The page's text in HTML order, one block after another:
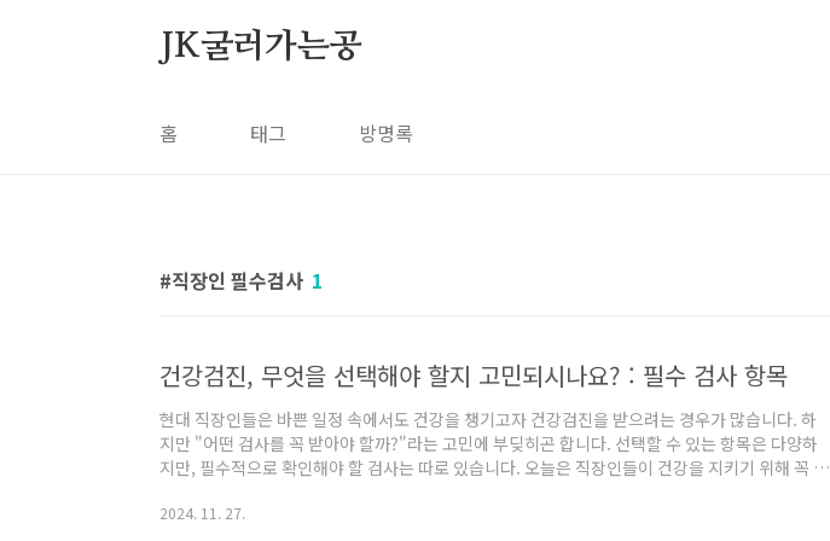
JK굴러가는공
홈 태그 방명록
직장인 필수검사 1
건강검진, 무엇을 선택해야 할지 고민되시나요? : 필수 검사 항목
현대 직장인들은 바쁜 일정 속에서도 건강을 챙기고자 건강검진을 받으려는 경우가 많습니다. 하
지만 "어떤 검사를 꼭 받아야 할까?"라는 고민에 부딪히곤 합니다. 선택할 수 있는 항목은 다양하
지만, 필수적으로 확인해야 할 검사는 따로 있습니다. 오늘은 직장인들이 건강을 지키기 위해 꼭 받
요! 필수 검사란 무엇인가요? 건강검진에서 필수 검사는 기본적으로 질병을 조기에 발견할 수 있는
2024. 11. 27.